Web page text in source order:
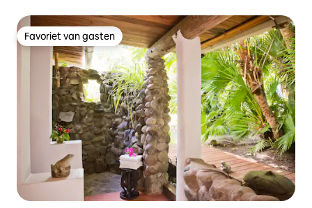
Favoriet van gasten
Favoriet van gasten